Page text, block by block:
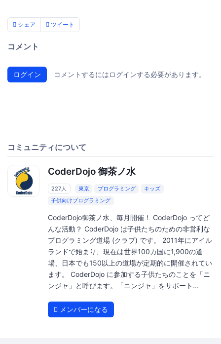
シェア ツイート
コメント
ログイン コメントするにはログインする必要があります。
コミュニティについて
CoderDojo 御茶ノ水
227人 東京 プログラミング
キッズ
子供向けプログラミング
CoderDojo御茶ノ水、毎月開催！ CoderDojo ってど
んな活動？ CoderDojo は子供たちのための非営利な
プログラミング道場 (クラブ) です。 2011年にアイル
ランドで始まり、現在は世界100カ国に1,900の道
場、日本でも150以上の道場が定期的に開催されてい
ます。 CoderDojo に参加する子供たちのことを「ニ
ンジャ」と呼びます。「ニンジャ」をサポート...
メンバーになる